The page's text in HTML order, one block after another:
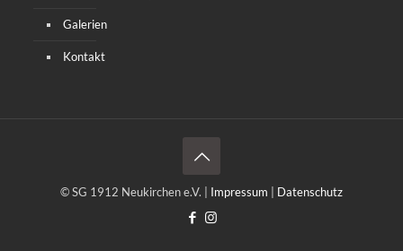
Galerien
Kontakt
© SG 1912 Neukirchen e.V. | Impressum Datenschutz